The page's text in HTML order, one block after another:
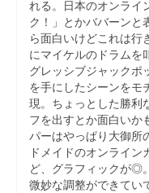
れる。日本のオンライ
ク！」とかババーンと
ら面白いけどこれは行
にマイケルのドラムを
グレッシブジャックポ
を手にしたシーンをモ
現。ちょっとした勝利
フを出すとか面白いか
パーはやっぱり大御所
ドメイドのオンライ
ど、グラフィックが◎
微妙な調整ができてい